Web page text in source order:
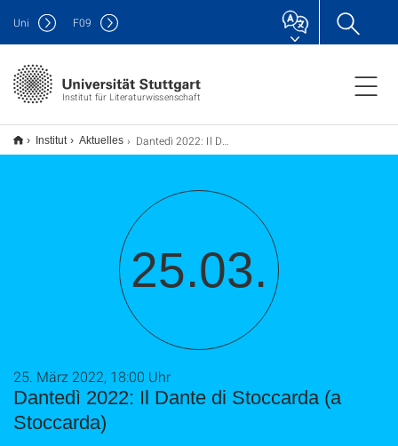
Institut für Literaturwissenschaft
Uni F09
Institut Aktuelles Dantedì 2022: Il Dante di Stoccarda (a Stoccarda)
25.03.
Dantedì 2022: Il Dante di Stoccarda (a
Stoccarda)
25. März 2022, 18:00 Uhr